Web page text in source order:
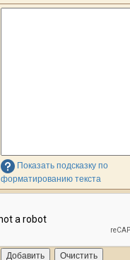
Показать подсказку по
форматированию текста